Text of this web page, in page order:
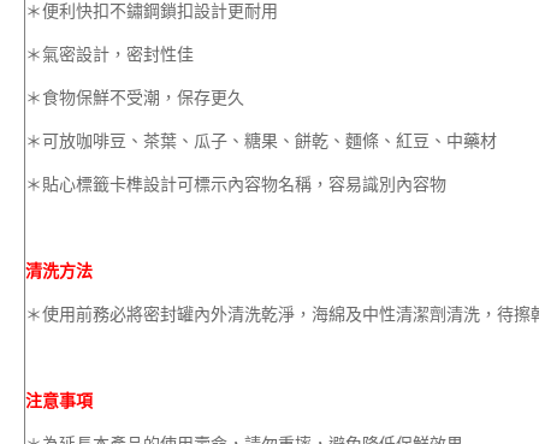
＊便利快扣不鏽鋼鎖扣設計更耐用
＊氣密設計，密封性佳
＊食物保鮮不受潮，保存更久
＊可放咖啡豆、茶葉、瓜子、糖果、餅乾、麵條、紅豆、中藥材
＊貼心標籤卡榫設計可標示內容物名稱，容易識別內容物
清洗方法
＊使用前務必將密封罐內外清洗乾淨，海綿及中性清潔劑清洗，待擦
注意事項